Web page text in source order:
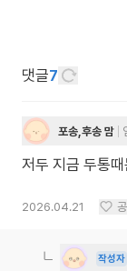
댓글7
포송,후송 맘
저두 지금 두통
2026.04.21
작성자